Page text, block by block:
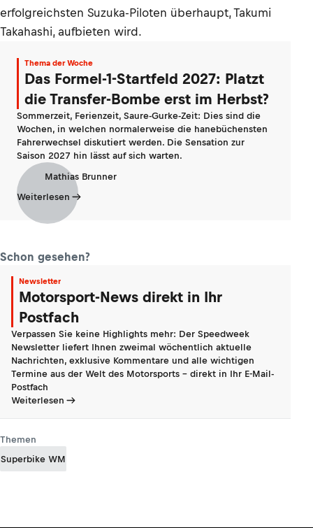
erfolgreichsten Suzuka-Piloten überhaupt, Takumi
Takahashi, aufbieten wird.
Thema der Woche
Das Formel-1-Startfeld 2027: Platzt
die Transfer-Bombe erst im Herbst?
Sommerzeit, Ferienzeit, Saure-Gurke-Zeit: Dies sind die
Wochen, in welchen normalerweise die hanebüchensten
Fahrerwechsel diskutiert werden. Die Sensation zur
Saison 2027 hin lässt auf sich warten.
Mathias Brunner
Weiterlesen
Schon gesehen?
Newsletter
Motorsport-News direkt in Ihr
Postfach
Verpassen Sie keine Highlights mehr: Der Speedweek
Newsletter liefert Ihnen zweimal wöchentlich aktuelle
Nachrichten, exklusive Kommentare und alle wichtigen
Termine aus der Welt des Motorsports - direkt in Ihr E-Mail-
Postfach
Weiterlesen
Themen
Superbike WM